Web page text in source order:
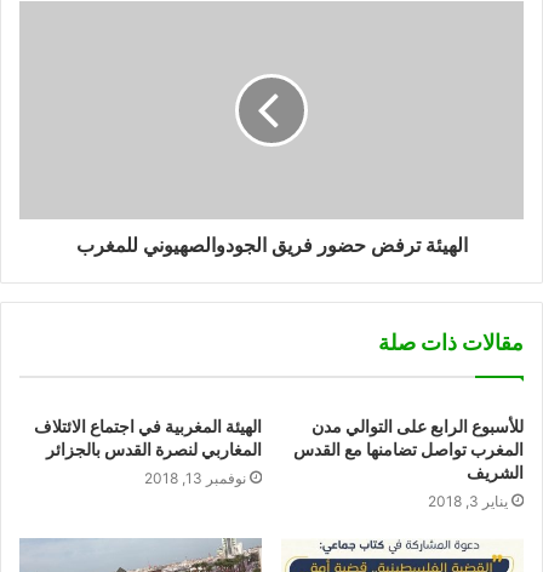
الهيئة ترفض حضور فريق الجودوالصهيوني للمغرب
مقالات ذات صلة
للأسبوع الرابع على التوالي مدن
المغرب تواصل تضامنها مع القدس
الشريف
يناير 3, 2018
الهيئة المغربية في اجتماع الائتلاف
المغاربي لنصرة القدس بالجزائر
نوفمبر 13, 2018